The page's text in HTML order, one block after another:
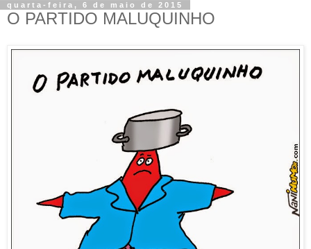
quarta-feira, 6 de maio de 2015
O PARTIDO MALUQUINHO